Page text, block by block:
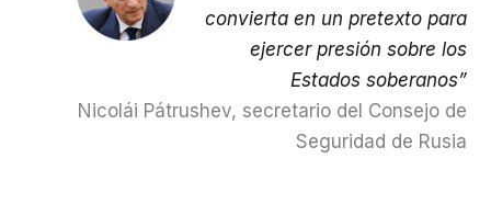
convierta en un pretexto para
ejercer presión sobre los
Estados soberanos”
Nicolái Pátrushev, secretario del Consejo de
Seguridad de Rusia